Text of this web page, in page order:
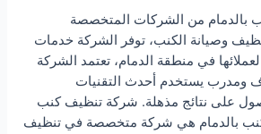
بالدمام من الشركات المتخصصة
وصيانة الكنب، توفر الشركة خدمات
في منطقة الدمام، تعتمد الشركة
يستخدم أحدث التقنيات
على نتائج مذهلة. شركة تنظيف كنب
بالدمام هي شركة متخصصة في تنظيف